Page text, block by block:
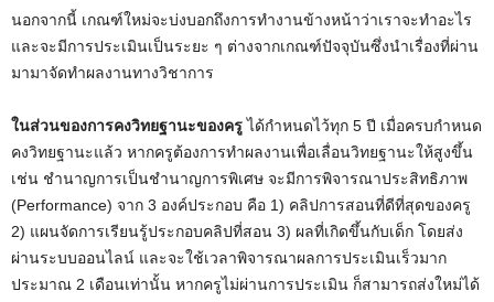
นอกจากนี้ เกณฑ์ใหม่จะบ่งบอกถึงการทำงานข้างหน้าว่าเราจะทำอะไร
และจะมีการประเมินเป็นระยะ ๆ ต่างจากเกณฑ์ปัจจุบันซึ่งนำเรื่องที่ผ่าน
มามาจัดทำผลงานทางวิชาการ
ในส่วนของการคงวิทยฐานะของครูได้กำหนดไว้ทุก 5 ปี เมื่อครบกำหนด
คงวิทยฐานะแล้ว หากครูต้องการทำผลงานเพื่อเลื่อนวิทยฐานะให้สูงขึ้น
เช่น ชำนาญการเป็นชำนาญการพิเศษ จะมีการพิจารณาประสิทธิภาพ
(Performance) จาก 3 องค์ประกอบ คือ 1) คลิปการสอนที่ดีที่สุดของครู
2) แผนจัดการเรียนรู้ประกอบคลิปที่สอน 3) ผลที่เกิดขึ้นกับเด็ก โดยส่ง
ผ่านระบบออนไลน์ และจะใช้เวลาพิจารณาผลการประเมินเร็วมาก
ประมาณ 2 เดือนเท่านั้น หากครูไม่ผ่านการประเมิน ก็สามารถส่งใหม่ได้